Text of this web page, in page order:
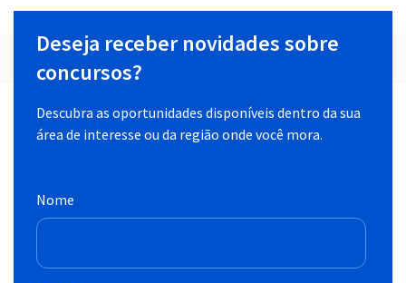
Deseja receber novidades sobre
concursos?
Descubra as oportunidades disponíveis dentro da sua
área de interesse ou da região onde você mora.
Nome